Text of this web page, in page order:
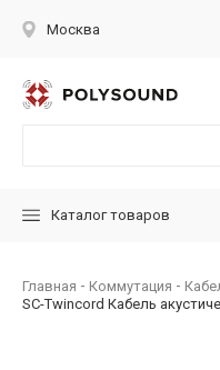
Москва
Каталог товаров
Главная Коммутация
SC-Twincord Кабель